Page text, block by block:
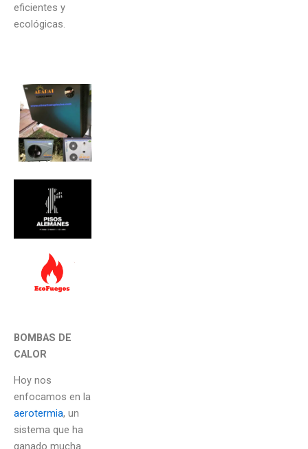
eficientes y
ecológicas.
BOMBAS DE
CALOR
Hoy nos
enfocamos en la
aerotermia, un
sistema que ha
ganado mucha